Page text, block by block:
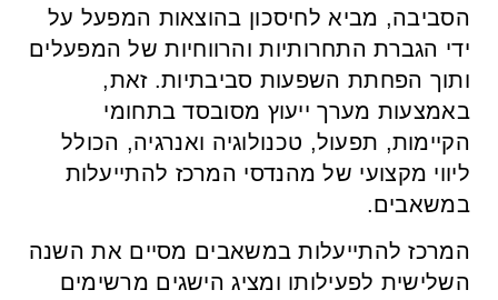
הסביבה, מביא לחיסכון בהוצאות המפעל על
ידי הגברת התחרותיות והרווחיות של המפעלים
ותוך הפחתת השפעות סביבתיות. זאת,
באמצעות מערך ייעוץ מסובסד בתחומי
הקיימות, תפעול, טכנולוגיה ואנרגיה, הכולל
ליווי מקצועי של מהנדסי המרכז להתייעלות
במשאבים.
המרכז להתייעלות במשאבים מסיים את השנה
השלישית לפעילותו ומציג הישגים מרשימים